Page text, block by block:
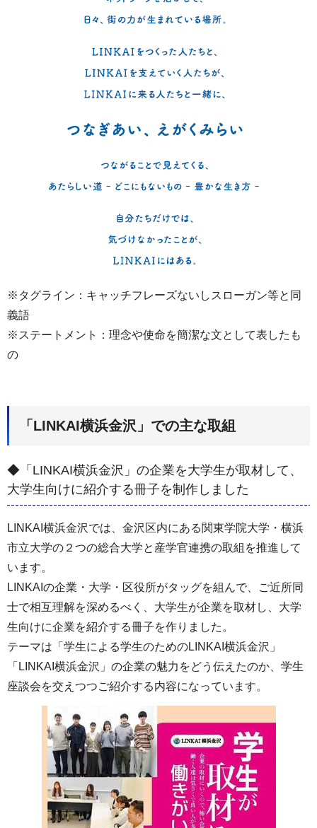
※タグライン：キャッチフレーズないしスローガン等と同
義語
※ステートメント：理念や使命を簡潔な文として表したも
の
「LINKAI横浜金沢」での主な取組
◆「LINKAI横浜金沢」の企業を大学生が取材して、
大学生向けに紹介する冊子を制作しました
LINKAI横浜金沢では、金沢区内にある関東学院大学・横浜
市立大学の２つの総合大学と産学官連携の取組を推進して
います。
LINKAIの企業・大学・区役所がタッグを組んで、ご近所同
士で相互理解を深めるべく、大学生が企業を取材し、大学
生向けに企業を紹介する冊子を作りました。
テーマは「学生による学生のためのLINKAI横浜金沢」
「LINKAI横浜金沢」の企業の魅力をどう伝えたのか、学生
座談会を交えつつご紹介する内容になっています。